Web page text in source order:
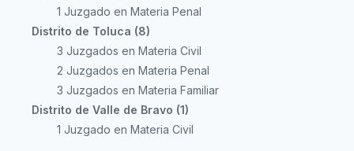
1 Juzgado en Materia Penal
Distrito de Toluca (8)
3 Juzgados en Materia Civil
2 Juzgados en Materia Penal
3 Juzgados en Materia Familiar
Distrito de Valle de Bravo (1)
1 Juzgado en Materia Civil